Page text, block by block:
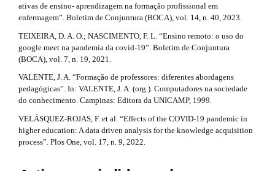
ativas de ensino- aprendizagem na formação profissional em
enfermagem”. Boletim de Conjuntura (BOCA), vol. 14, n. 40, 2023.
TEIXEIRA, D. A. O.; NASCIMENTO, F. L. “Ensino remoto: o uso do
google meet na pandemia da covid-19”. Boletim de Conjuntura
(BOCA), vol. 7, n. 19, 2021.
VALENTE, J. A. “Formação de professores: diferentes abordagens
pedagógicas”. In: VALENTE, J. A. (org.). Computadores na sociedade
do conhecimento. Campinas: Editora da UNICAMP, 1999.
VELÁSQUEZ-ROJAS, F. et al. “Effects of the COVID-19 pandemic in
higher education: A data driven analysis for the knowledge acquisition
process”. Plos One, vol. 17, n. 9, 2022.